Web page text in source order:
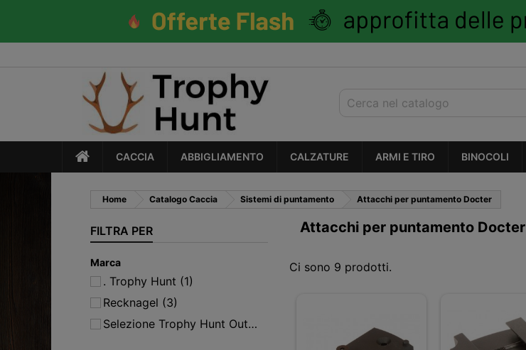
CACCIA ABBIGLIAMENTO CALZATURE ARMI E TIRO BINOCOLI
Home Catalogo Caccia Sistemi di puntamento Attacchi per puntamento Docter
FILTRA PER
Marca
. Trophy Hunt (1)
Recknagel (3)
Selezione Trophy Hunt Outdoor
Attacchi per puntamento Docter
Ci sono 9 prodotti.